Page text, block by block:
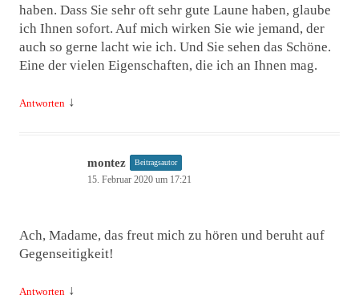
haben. Dass Sie sehr oft sehr gute Laune haben, glaube
ich Ihnen sofort. Auf mich wirken Sie wie jemand, der
auch so gerne lacht wie ich. Und Sie sehen das Schöne.
Eine der vielen Eigenschaften, die ich an Ihnen mag.
Antworten ↓
montez Beitragsautor
15. Februar 2020 um 17:21
Ach, Madame, das freut mich zu hören und beruht auf
Gegenseitigkeit!
Antworten ↓